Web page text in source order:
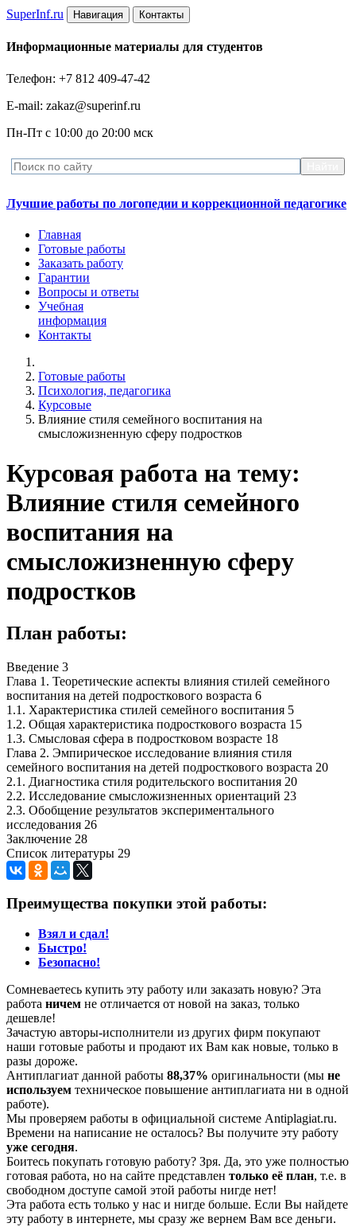
SuperInf.ru Навигация Контакты
Информационные материалы для студентов
Телефон: +7 812 409-47-42
E-mail: zakaz@superinf.ru
Пн-Пт с 10:00 до 20:00 мск
Лучшие работы по логопедии и коррекционной педагогике
Главная
Готовые работы
Заказать работу
Гарантии
Вопросы и ответы
Учебная
информация
Контакты
Готовые работы
Психология, педагогика
Курсовые
Влияние стиля семейного воспитания на
смысложизненную сферу подростков
Курсовая работа на тему:
Влияние стиля семейного
воспитания на
смысложизненную сферу
подростков
План работы:
Введение 3
Глава 1. Теоретические аспекты влияния стилей семейного
воспитания на детей подросткового возраста 6
1.1. Характеристика стилей семейного воспитания 5
1.2. Общая характеристика подросткового возраста 15
1.3. Смысловая сфера в подростковом возрасте 18
Глава 2. Эмпирическое исследование влияния стиля
семейного воспитания на детей подросткового возраста 20
2.1. Диагностика стиля родительского воспитания 20
2.2. Исследование смысложизненных ориентаций 23
2.3. Обобщение результатов экспериментального
исследования 26
Заключение 28
Список литературы 29
Преимущества покупки этой работы:
Взял и сдал!
Быстро!
Безопасно!
Сомневаетесь купить эту работу или заказать новую? Эта
работа ничем не отличается от новой на заказ, только
дешевле!
Зачастую авторы-исполнители из других фирм покупают
наши готовые работы и продают их Вам как новые, только в
разы дороже.
Антиплагиат данной работы 88,37% оригинальности (мы не
используем техническое повышение антиплагиата ни в одной
работе).
Мы проверяем работы в официальной системе Аntiplagiat.ru.
Времени на написание не осталось? Вы получите эту работу
уже сегодня.
Боитесь покупать готовую работу? Зря. Да, это уже полностью
готовая работа, но на сайте представлен только её план, т.е. в
свободном доступе самой этой работы нигде нет!
Эта работа есть только у нас и нигде больше. Если Вы найдете
эту работу в интернете, мы сразу же вернем Вам все деньги.